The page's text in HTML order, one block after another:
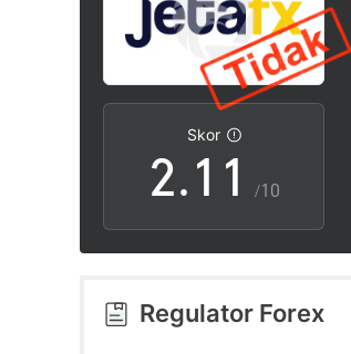
Skor
0
1
2
3
4
.
0
1
2
3
0
1
2
3
/10
Regulator Forex